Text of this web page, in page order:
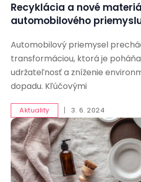
Recyklácia a nové
automobilového
Automobilový priemysel
transformáciou, ktorá je
udržateľnosť a zníženie
dopadu. Kľúčovými
Aktuality 3. 6. 2024